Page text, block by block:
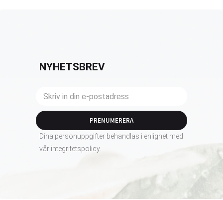
NYHETSBREV
PRENUMERERA
Dina personuppgifter behandlas i enlighet med
vår integritetspolicy.